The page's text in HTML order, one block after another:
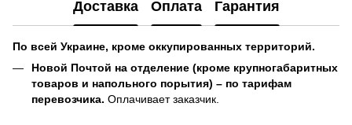
Доставка Оплата Гарантия
По всей Украине, кроме оккупированных территорий.
Новой Почтой на отделение (кроме крупногабаритных
товаров и напольного порытия) – по тарифам
перевозчика. Оплачивает заказчик.